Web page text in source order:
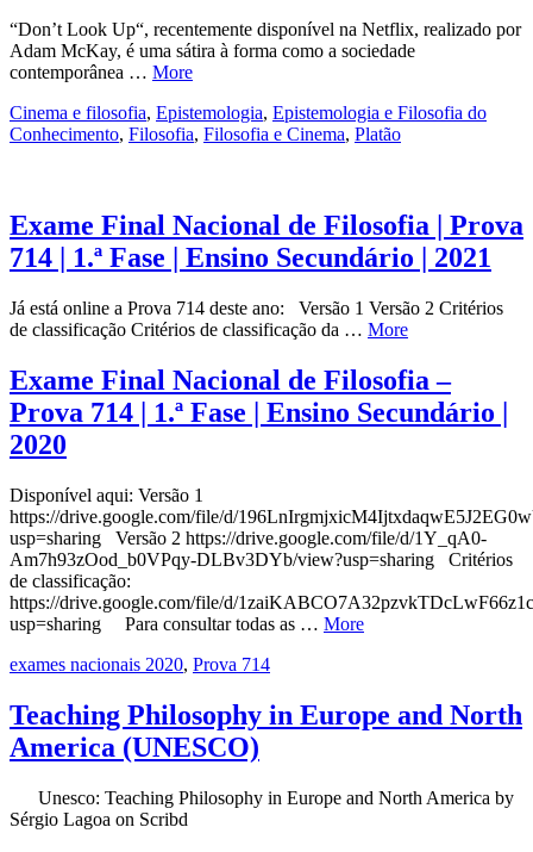
“Don’t Look Up“, recentemente disponível na Netflix, realizado por
Adam McKay, é uma sátira à forma como a sociedade
contemporânea … More
Cinema e filosofia, Epistemologia, Epistemologia e Filosofia do
Conhecimento, Filosofia, Filosofia e Cinema, Platão
Exame Final Nacional de Filosofia | Prova
714 | 1.ª Fase | Ensino Secundário | 2021
Já está online a Prova 714 deste ano: Versão 1 Versão 2 Critérios
de classificação Critérios de classificação da … More
Exame Final Nacional de Filosofia –
Prova 714 | 1.ª Fase | Ensino Secundário |
2020
Disponível aqui: Versão 1
https://drive.google.com/file/d/
usp=sharing Versão 2 https://drive.google.com/file/d/1Y_qA0-
Am7h93zOod_b0VPqy-DLBv3DYb/view?usp=sharing Critérios
de classificação:
https://drive.google.com/file/d/
usp=sharing Para consultar todas as … More
exames nacionais 2020, Prova 714
Teaching Philosophy in Europe and North
America (UNESCO)
Unesco: Teaching Philosophy in Europe and North America by
Sérgio Lagoa on Scribd